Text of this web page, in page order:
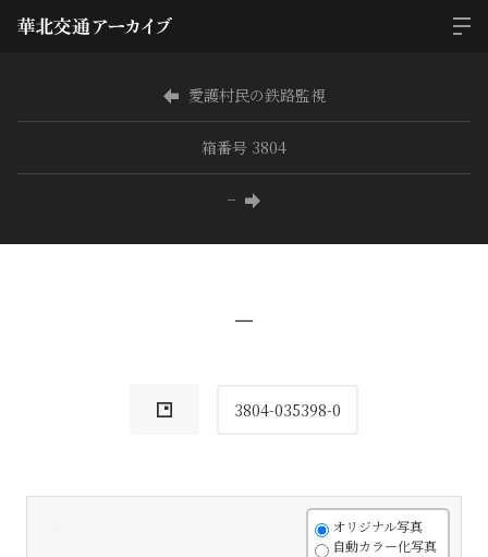
愛護村民の鉄路監視
箱番号 3804
−
−
3804-035398-0
オリジナル写真
自動カラー化写真